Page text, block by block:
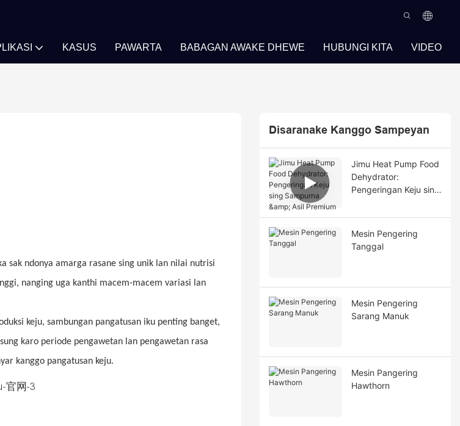
KASUS PAWARTA BABAGAN AWAKE DHEWE HUBUNGI KITA VIDEO
sak ndonya amarga rasane sing unik lan nilai nutrisi
nanging uga kanthi macem-macem variasi lan
keju, sambungan pangatusan iku penting banget,
karo periode pengawetan lan pengawetan rasa
kanggo pangatusan keju.
Disaranake Kanggo Sampeyan
Jimu Heat Pump Food
Dehydrator:
Pengeringan Keju sing
Premium
Mesin Pengering
Tanggal
Mesin Pengering
Sarang Manuk
Mesin Pangering
Hawthorn